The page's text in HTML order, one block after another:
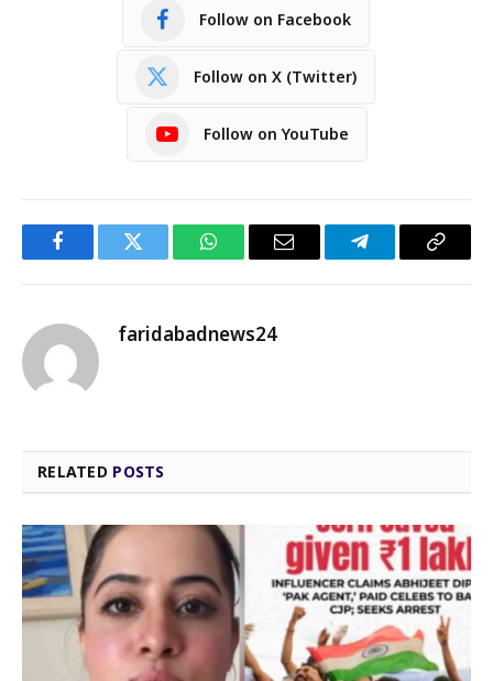
Follow on Facebook
Follow on X (Twitter)
Follow on YouTube
FacebookTwitter WhatsAppEmail TelegramCopy
faridabadnews24
RELATED POSTS